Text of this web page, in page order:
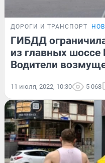
ДОРОГИ И ТРАНСПОРТ
ГИБДД
из главных шоссе
Водители
11 июля, 2022, 10:30 5 068